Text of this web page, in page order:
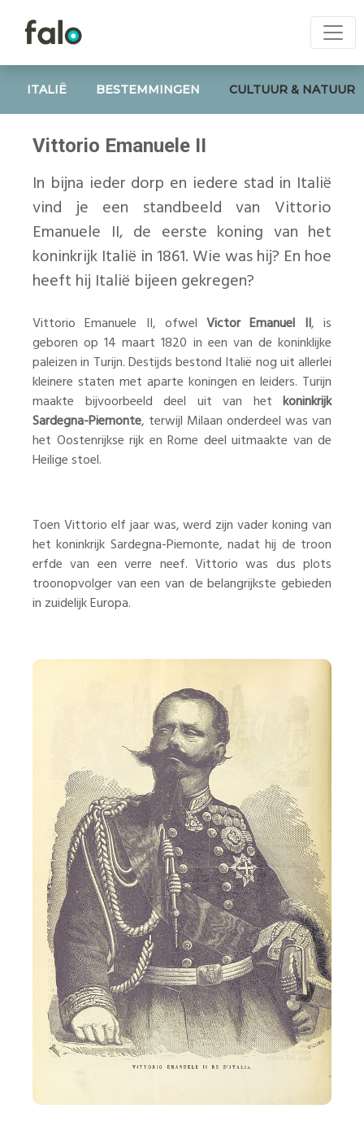
ITALIË BESTEMMINGEN CULTUUR & NATUUR
Vittorio Emanuele II
In bijna ieder dorp en iedere stad in Italië
vind je een standbeeld van Vittorio
Emanuele II, de eerste koning van het
koninkrijk Italië in 1861. Wie was hij? En hoe
heeft hij Italië bijeen gekregen?
Vittorio Emanuele II, ofwelVictor Emanuel II, is
geboren op 14 maart 1820 in een van de koninklijke
paleizen in Turijn. Destijds bestond Italië nog uit allerlei
kleinere staten met aparte koningen en leiders. Turijn
maakte bijvoorbeeld deel uit van het koninkrijk
Sardegna-Piemonte, terwijl Milaan onderdeel was van
het Oostenrijkse rijk en Rome deel uitmaakte van de
Heilige stoel.
Toen Vittorio elf jaar was, werd zijn vader koning van
het koninkrijk Sardegna-Piemonte, nadat hij de troon
erfde van een verre neef. Vittorio was dus plots
troonopvolger van een van de belangrijkste gebieden
in zuidelijk Europa.